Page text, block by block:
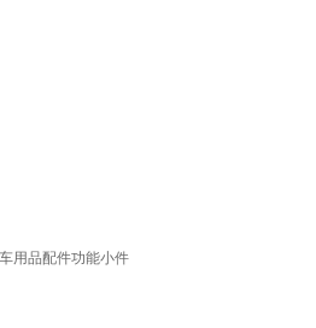
用品配件功能小件